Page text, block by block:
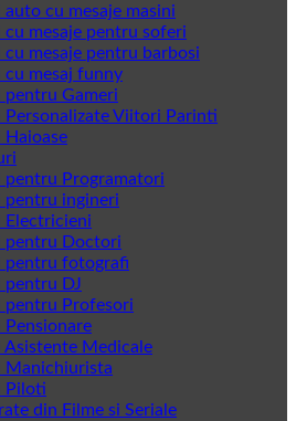
auto cu mesaje masini
cu mesaje pentru soferi
cu mesaje pentru barbosi
cu mesaj funny
pentru Gameri
Personalizate Viitori Parinti
Haioase
pentru Programatori
pentru ingineri
Electricieni
pentru Doctori
pentru fotografi
pentru DJ
pentru Profesori
Pensionare
Asistente Medicale
Manichiurista
Piloti
din Filme si Seriale